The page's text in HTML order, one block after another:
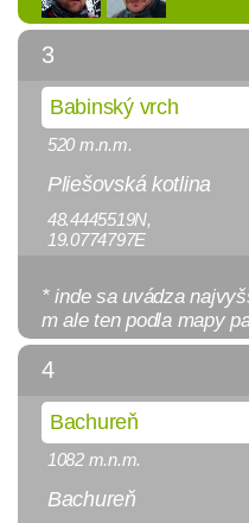
3
Babinský vrch
520 m.n.m.
Pliešovská kotlina
48.4445519N,
19.0774797E
* inde sa uvádza
m ale ten podla mapy
4
Bachureň
1082 m.n.m.
Bachureň